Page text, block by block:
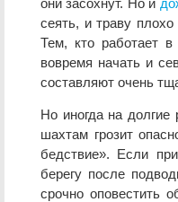
они засохнут. Но и
сеять, и траву
Тем, кто работает
вовремя начать и
составляют очень
Но иногда на
шахтам грозит
бедствие». Если
берегу после
срочно оповестить